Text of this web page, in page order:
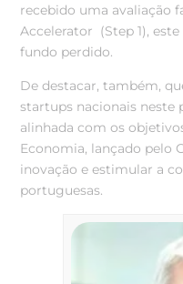
recebido uma avaliação
Accelerator (Step 1),
fundo perdido.
De destacar, também,
startups nacionais neste
alinhada com os
Economia, lançado pelo
inovação e estimular a
portuguesas.